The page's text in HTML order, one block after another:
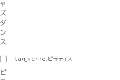
ャ
ズ
ダ
ン
ス
tag_genre:ピラティス
ピ